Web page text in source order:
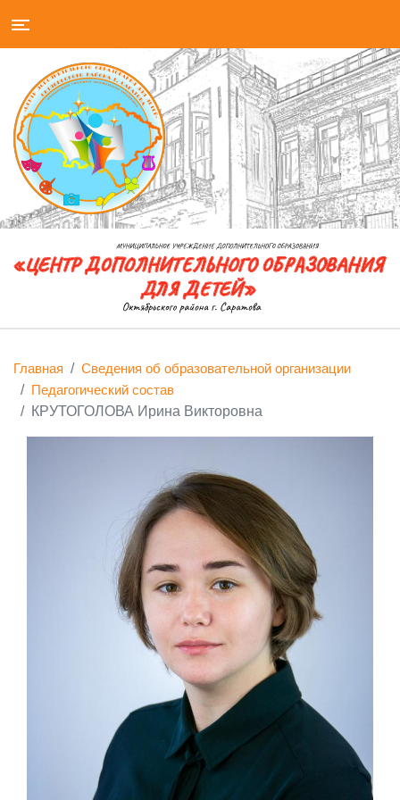
Главная
Сведения об образовательной организации
Педагогический состав
КРУТОГОЛОВА Ирина Викторовна